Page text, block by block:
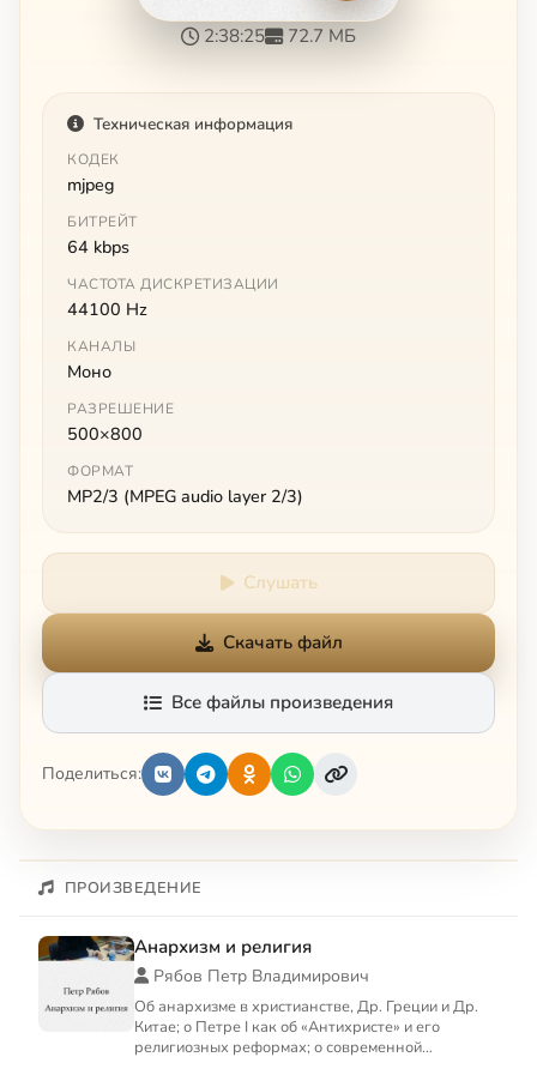
2:38:25 72.7 МБ
Техническая информация
КОДЕК
mjpeg
БИТРЕЙТ
64 kbps
ЧАСТОТА ДИСКРЕТИЗАЦИИ
44100 Hz
КАНАЛЫ
Моно
РАЗРЕШЕНИЕ
500×800
ФОРМАТ
MP2/3 (MPEG audio layer 2/3)
Слушать
Скачать файл
Все файлы произведения
Поделиться:
ПРОИЗВЕДЕНИЕ
Анархизм и религия
Рябов Петр Владимирович
Об анархизме в христианстве, Др. Греции и Др.
Китае; о Петре I как об «Антихристе» и его
религиозных реформах; о современной